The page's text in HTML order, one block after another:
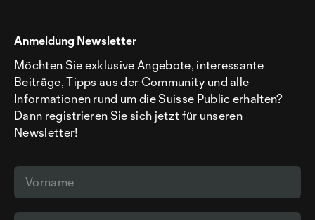
Anmeldung Newsletter
Möchten Sie exklusive Angebote, interessante
Beiträge, Tipps aus der Community und alle
Informationen rund um die Suisse Public erhalten?
Dann registrieren Sie sich jetzt für unseren
Newsletter!